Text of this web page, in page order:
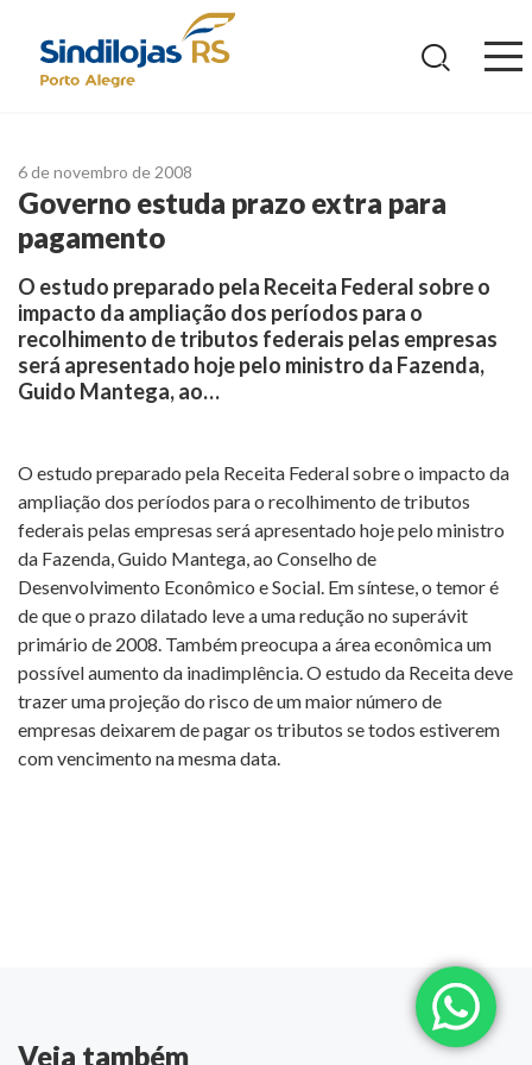
6 de novembro de 2008
Governo estuda prazo extra para
pagamento
O estudo preparado pela Receita Federal sobre o
impacto da ampliação dos períodos para o
recolhimento de tributos federais pelas empresas
será apresentado hoje pelo ministro da Fazenda,
Guido Mantega, ao…
O estudo preparado pela Receita Federal sobre o impacto da
ampliação dos períodos para o recolhimento de tributos
federais pelas empresas será apresentado hoje pelo ministro
da Fazenda, Guido Mantega, ao Conselho de
Desenvolvimento Econômico e Social. Em síntese, o temor é
de que o prazo dilatado leve a uma redução no superávit
primário de 2008. Também preocupa a área econômica um
possível aumento da inadimplência. O estudo da Receita deve
trazer uma projeção do risco de um maior número de
empresas deixarem de pagar os tributos se todos estiverem
com vencimento na mesma data.
Veja também